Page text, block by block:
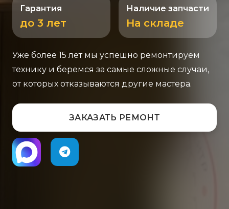
Гарантия
до 3 лет
Наличие запчасти
На складе
Уже более 15 лет мы успешно ремонтируем
технику и беремся за самые сложные случаи,
от которых отказываются другие мастера.
ЗАКАЗАТЬ РЕМОНТ